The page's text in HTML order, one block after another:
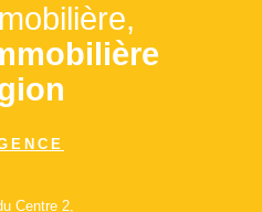
Centre 2,